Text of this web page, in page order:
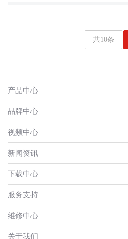
共10条
产品中心
品牌中心
视频中心
新闻资讯
下载中心
服务支持
维修中心
关于我们